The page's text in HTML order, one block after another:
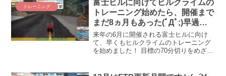
トレーニング
富士ヒルに向けてヒルクライムの
トレーニング始めたら、開催まで
まだ8ヵ月もあった(ﾟДﾟ;)早過ぎ
たか⁉
来年の6月に開催される富士ヒルに向け
て、早くもヒルクライムのトレーニング
を始めました！ 目標の70分切りをめざし